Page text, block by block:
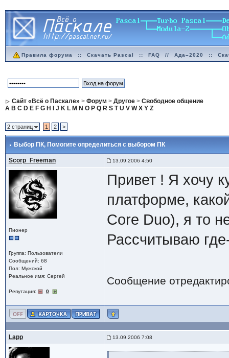
Правила форума :: Скачать Pascal :: FAQ // Ада–2020 ::
Сайт «Всё о Паскале» > Форум > Другое> Свободное общение
A B C D E F G H J K L M N O P Q R S T U V W X Y Z
2 страниц 1 2 >
Выбор ПК, Помогите определиться с выбором ПК
Scorp_Freeman 13.09.2006 4:50
Пионер
Группа: Пользователи
Сообщений: 68
Пол: Мужской
Реальное имя: Сергей
Репутация: 0
Привет ! Я хочу
платформе,
Core Duo), я то
Рассчитываю
Сообщение
Lapp 13.09.2006 7:08